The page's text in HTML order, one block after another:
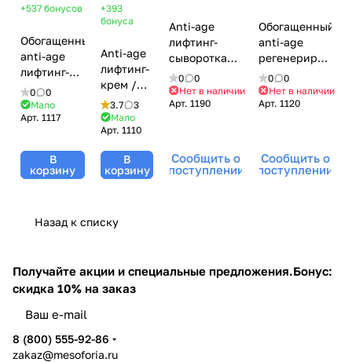
+537 бонусов
Обогащенный
anti-age
лифтинг-
крем / Skin
Contour
Cream,
Cosmetics
(Янсен
косметика),
0
0
Мало
Арт. 1117
В
корзину
+393
бонуса
Anti-age
лифтинг-
крем /
Perfect
Lift
Cream,
Cosmetics
(Янсен
3.7
3
Мало
Арт.1110
В
корзину
Anti-age
лифтинг-
сыворотка
мгновенного
действия /
Instant Lift
Cosmetics
(Янсен
0
0
Нет в наличии
Арт.1190
Сообщить о
поступлении
Обогащенный
anti-age
крем / Rich
Recovery
Cream,
(Янсен
косметика),
0
0
Нет в наличии
Арт.1120
Сообщить о
поступлении
Назад к списку
Получайте акции и специальные предложения.Бонус:
скидка 10% на заказ
8 (800) 555-92-86
zakaz@mesoforia.ru